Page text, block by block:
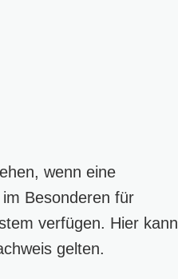
wenn eine
Besonderen für
verfügen. Hier kann
gelten.